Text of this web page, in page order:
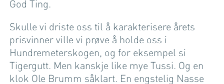
God Ting.
Skulle vi driste oss til å karakterisere årets
prisvinner ville vi prøve å holde oss i
Hundremeterskogen, og for eksempel si
Tigergutt. Men kanskje like mye Tussi. Og en
klok Ole Brumm såklart. En engstelig Nasse